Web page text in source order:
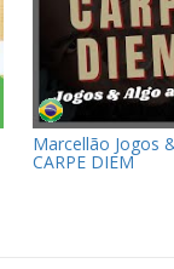
Marcellão Jogos
CARPE DIEM